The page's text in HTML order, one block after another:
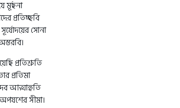
মূর্ছনা
প্রতিচ্ছবি
সোনা
প্রতিশ্রুতি
প্রতিমা
আত্মাহুতি
সীমা।